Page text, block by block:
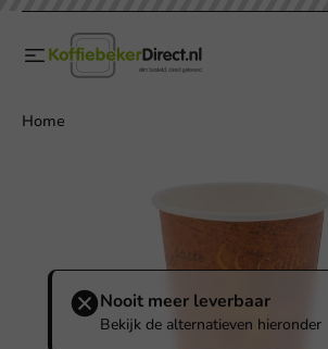
Home
Nooit meer leverbaar
Bekijk de alternatieven hieronder